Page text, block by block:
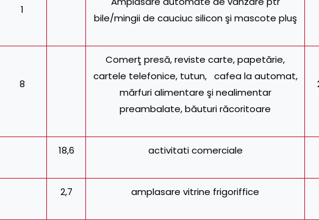
1
bile/mingii de cauciuc silicon şi mascote pluş
8
Comerţ presă, reviste carte, papetărie,
cartele telefonice, tutun, cafea la automat,
mărfuri alimentare şi nealimentar
preambalate, băuturi răcoritoare
18,6 activitati comerciale
2,7 amplasare vitrine frigoriffice